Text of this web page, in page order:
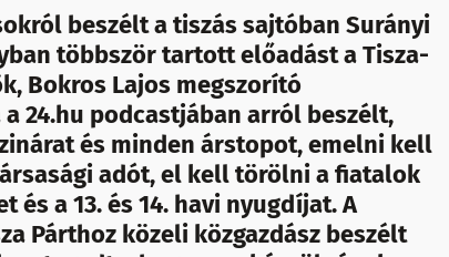
beszélt a tiszás sajtóban Surányi
többször tartott előadást a Tisza-
Bokros Lajos megszorító
24.hu podcastjában arról beszélt,
és minden árstopot, emelni kell
adót, el kell törölni a fiatalok
és a 13. és 14. havi nyugdíjat. A
Párthoz közeli közgazdász beszélt